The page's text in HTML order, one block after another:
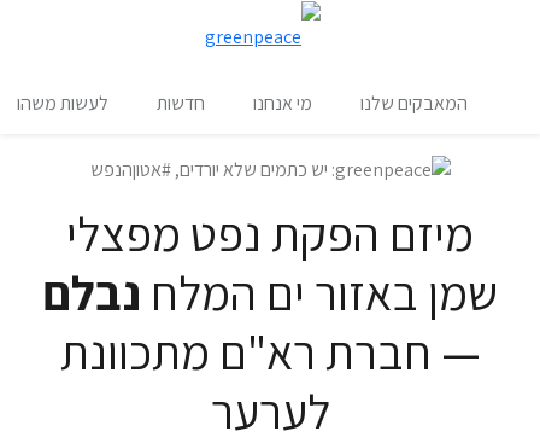
המאבקים שלנו מי אנחנו חדשות לעשות משהו
מיזם הפקת נפט מפצלי
שמן באזור ים המלח נבלם
— חברת רא"ם מתכוונת
לערער